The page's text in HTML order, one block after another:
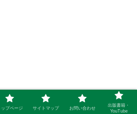
ップページ サイトマップ お問い合わせ
出版書籍・
YouTube